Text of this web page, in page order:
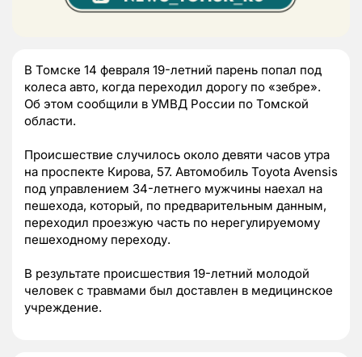
В Томске 14 февраля 19-летний парень попал под
колеса авто, когда переходил дорогу по «зебре».
Об этом сообщили в УМВД России по Томской
области.
Происшествие случилось около девяти часов утра
на проспекте Кирова, 57. Автомобиль Toyota Avensis
под управлением 34-летнего мужчины наехал на
пешехода, который, по предварительным данным,
переходил проезжую часть по нерегулируемому
пешеходному переходу.
В результате происшествия 19-летний молодой
человек с травмами был доставлен в медицинское
учреждение.